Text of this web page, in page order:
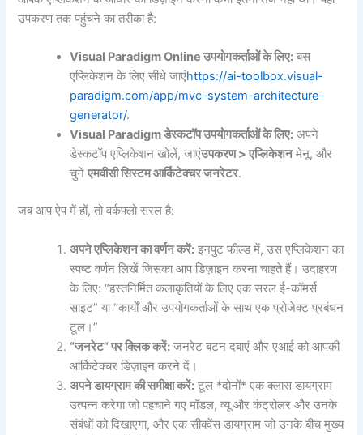
उपकरण तक पहुंचने का तरीका है:
Visual Paradigm Online उपयोगकर्ताओं के लिए: बस
एप्लिकेशन के लिए सीधे जाएंhttps://ai-toolbox.visual-
paradigm.com/app/mvc-system-architecture-
generator/.
Visual Paradigm डेस्कटॉप उपयोगकर्ताओं के लिए: अपने
डेस्कटॉप एप्लिकेशन खोलें, जाएंउपकरण > एप्लिकेशनमेनू, और
चुनेंएमवीसी सिस्टम आर्किटेक्चर जनरेटर.
जब आप ऐप में हों, तो वर्कफ्लो सरल है:
अपने एप्लिकेशन का वर्णन करें: इनपुट फील्ड में, उस एप्लिकेशन का
स्पष्ट वर्णन लिखें जिसका आप डिज़ाइन करना चाहते हैं। उदाहरण
के लिए: “हस्तनिर्मित कलाकृतियों के लिए एक सरल ई-कॉमर्स
साइट” या “कार्यों और उपयोगकर्ताओं के साथ एक प्रोजेक्ट प्रबंधन
टूल।”
“जनरेट” पर क्लिक करें: जनरेट बटन दबाएं और एआई को आपकी
आर्किटेक्चर डिज़ाइन करने दें।
अपने डायग्राम की समीक्षा करें: टूल *दोनों* एक क्लास डायग्राम
उत्पन्न करेगा जो पहचाने गए मॉडल, व्यू और कंट्रोलर और उनके
संबंधों को दिखाएगा, और एक सीक्वेंस डायग्राम जो उनके बीच मुख्य